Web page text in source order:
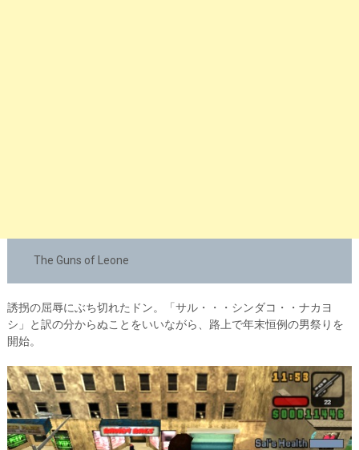
The Guns of Leone
誘拐の屈辱にぶち切れたドン。「サル・・・シンダコ・・ナカヨ
シ」と訳の分からぬことをいいながら、路上で年末恒例の男祭りを
開始。